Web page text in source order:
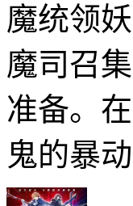
魔统领
魔司召
准备。
鬼的暴